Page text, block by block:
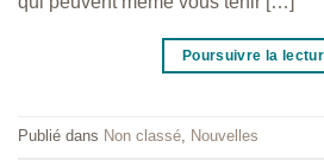
Poursuivre la
Publié dans Non classé, Nouvelles